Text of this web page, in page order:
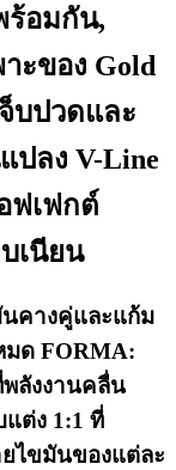
ร้อมกัน,
ะของ Gold
บปวดและ
ปลง V-Line
ฟเฟกต์
เนียน
คางคู่และแก้ม
มด FORMA:
พลังงานคลื่น
ต่ง 1:1 ที่
ไขมันของแต่ละ